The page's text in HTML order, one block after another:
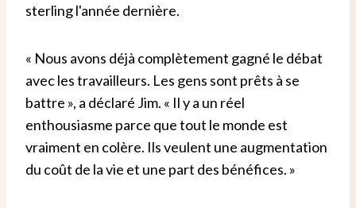
sterling l'année dernière.
« Nous avons déjà complètement gagné le débat
avec les travailleurs. Les gens sont prêts à se
battre », a déclaré Jim. « Il y a un réel
enthousiasme parce que tout le monde est
vraiment en colère. Ils veulent une augmentation
du coût de la vie et une part des bénéfices. »